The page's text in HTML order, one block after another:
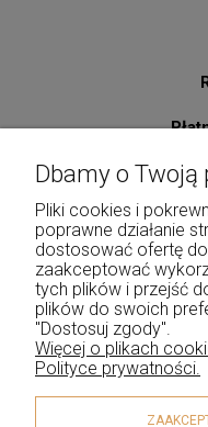
Dbamy o
Pliki cookies i
poprawne działanie
dostosować ofertę
zaakceptować
tych plików i przejść
plików do swoich
"Dostosuj zgody".
Więcej o plikach
Polityce prywatności.